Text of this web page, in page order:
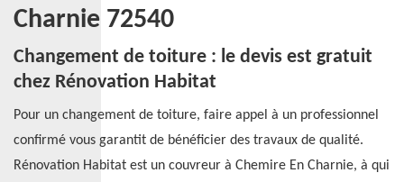
Charnie 72540
Changement de toiture : le devis est gratuit
chez Rénovation Habitat
Pour un changement de toiture, faire appel à un professionnel
confirmé vous garantit de bénéficier des travaux de qualité.
Rénovation Habitat est un couvreur à Chemire En Charnie, à qui